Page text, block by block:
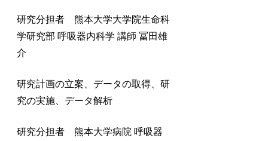
研究分担者 熊本大学大学院生命科
学研究部 呼吸器内科学 講師 冨田雄
介
研究計画の立案、データの取得、研
究の実施、データ解析
研究分担者 熊本大学病院 呼吸器